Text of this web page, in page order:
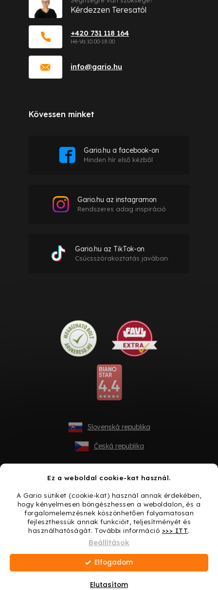
Ez a weboldal cookie-kat használ.
A Gario sütiket (cookie-kat) használ annak érdekében,
hogy kényelmesen böngészhessen a weboldalon, és a
forgalomelemzésnek köszönhetően folyamatosan
fejleszthessük annak funkcióit, teljesítményét és
használhatóságát. További információ >>> ITT.
Beállítások
Elutasítom
Elfogadom
Ajándék minden vásárláshoz → Lepje meg magát még
info@gario.hu
+420 731 118 164
Kérdezzen Teresatól
Kövessen minket
Gario.hu a facebook-on
Minden hír első kézből
Gario.hu az instagramon
Rendszeres adag inspiráció
Gario.hu az TikTok-on
Csúcsszórakoztatás javában
Slovenská republika
Česká republika
Shoptet készítette
Copyright 2026Gario.hu. Minden jog fenntartva.Süti
beállítások szerkesztése